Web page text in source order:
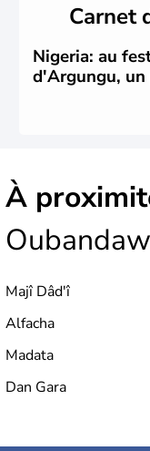
Carnet
Nigeria: au
d'Argungu,
À
Majî Dâd'î
Alfacha
Madata
Dan Gara